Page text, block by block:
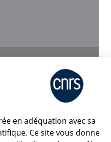
Mag
en adéquation avec sa
Ce site vous donne